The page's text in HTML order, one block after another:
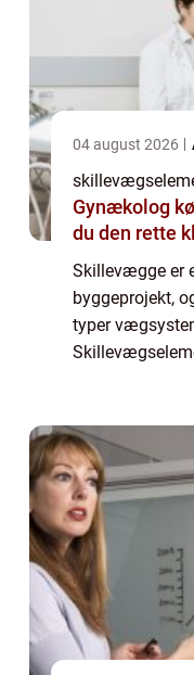
04 august 2026
Gynækolog
du den rette
Skillevægge er
byggeprojekt,
typer